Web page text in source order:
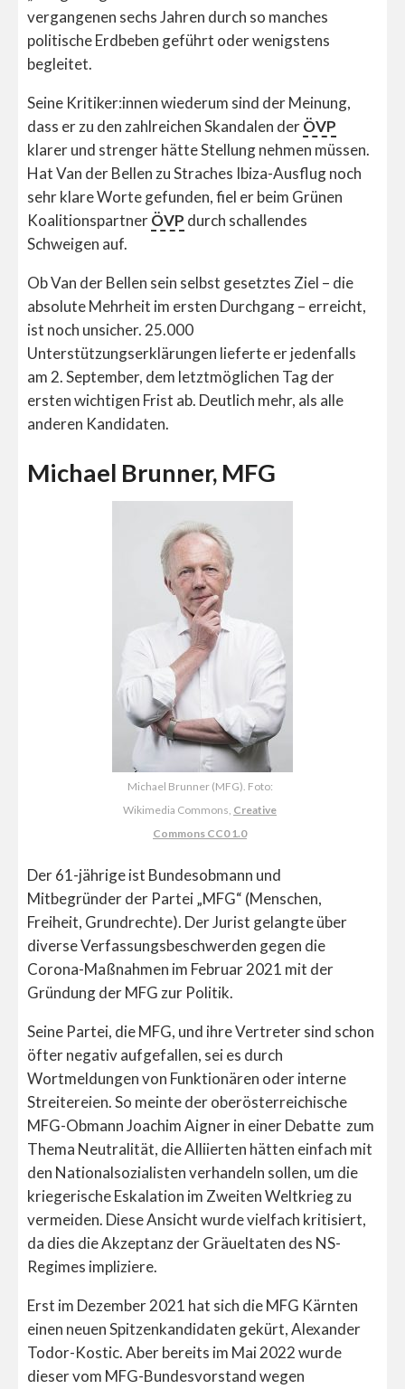
vergangenen sechs Jahren durch so manches
politische Erdbeben geführt oder wenigstens
begleitet.
Seine Kritiker:innen wiederum sind der Meinung,
dass er zu den zahlreichen Skandalen derÖVP
klarer und strenger hätte Stellung nehmen müssen.
Hat Van der Bellen zu Straches Ibiza-Ausflug noch
sehr klare Worte gefunden, fiel er beim Grünen
KoalitionspartnerÖVP durch schallendes
Schweigen auf.
Ob Van der Bellen sein selbst gesetztes Ziel – die
absolute Mehrheit im ersten Durchgang – erreicht,
ist noch unsicher. 25.000
Unterstützungserklärungen lieferte er jedenfalls
am 2. September, dem letztmöglichen Tag der
ersten wichtigen Frist ab. Deutlich mehr, als alle
anderen Kandidaten.
Michael Brunner, MFG
Michael Brunner (MFG). Foto:
Wikimedia Commons, Creative
Commons CC0 1.0
Der 61-jährige ist Bundesobmann und
Mitbegründer der Partei „MFG“ (Menschen,
Freiheit, Grundrechte). Der Jurist gelangte über
diverse Verfassungsbeschwerden gegen die
Corona-Maßnahmen im Februar 2021 mit der
Gründung der MFG zur Politik.
Seine Partei, die MFG, und ihre Vertreter sind schon
öfter negativ aufgefallen, sei es durch
Wortmeldungen von Funktionären oder interne
Streitereien. So meinte der oberösterreichische
MFG-Obmann Joachim Aigner in einer Debatte zum
Thema Neutralität, die Alliierten hätten einfach mit
den Nationalsozialisten verhandeln sollen, um die
kriegerische Eskalation im Zweiten Weltkrieg zu
vermeiden. Diese Ansicht wurde vielfach kritisiert,
da dies die Akzeptanz der Gräueltaten des NS-
Regimes impliziere.
Erst im Dezember 2021 hat sich die MFG Kärnten
einen neuen Spitzenkandidaten gekürt, Alexander
Todor-Kostic. Aber bereits im Mai 2022 wurde
dieser vom MFG-Bundesvorstand wegen